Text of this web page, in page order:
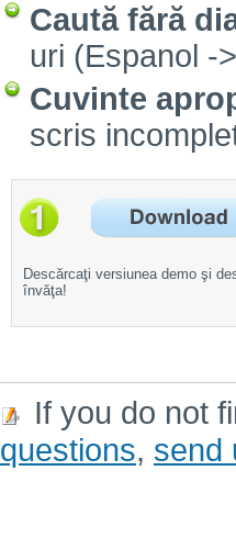
Caută fără
uri (Espanol -
Cuvinte
scris
Descărcaţi versiunea demo şi
învăţa!
If you do not
questions, send